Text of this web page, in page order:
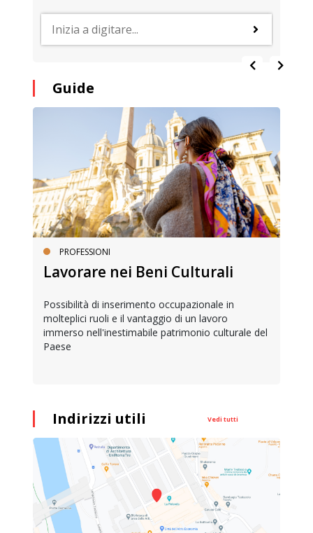
Guide
PROFESSIONI
Lavorare nei Beni Culturali
Possibilità di inserimento occupazionale in
molteplici ruoli e il vantaggio di un lavoro
immerso nell'inestimabile patrimonio culturale del
Paese
Indirizzi utili Vedi tutti